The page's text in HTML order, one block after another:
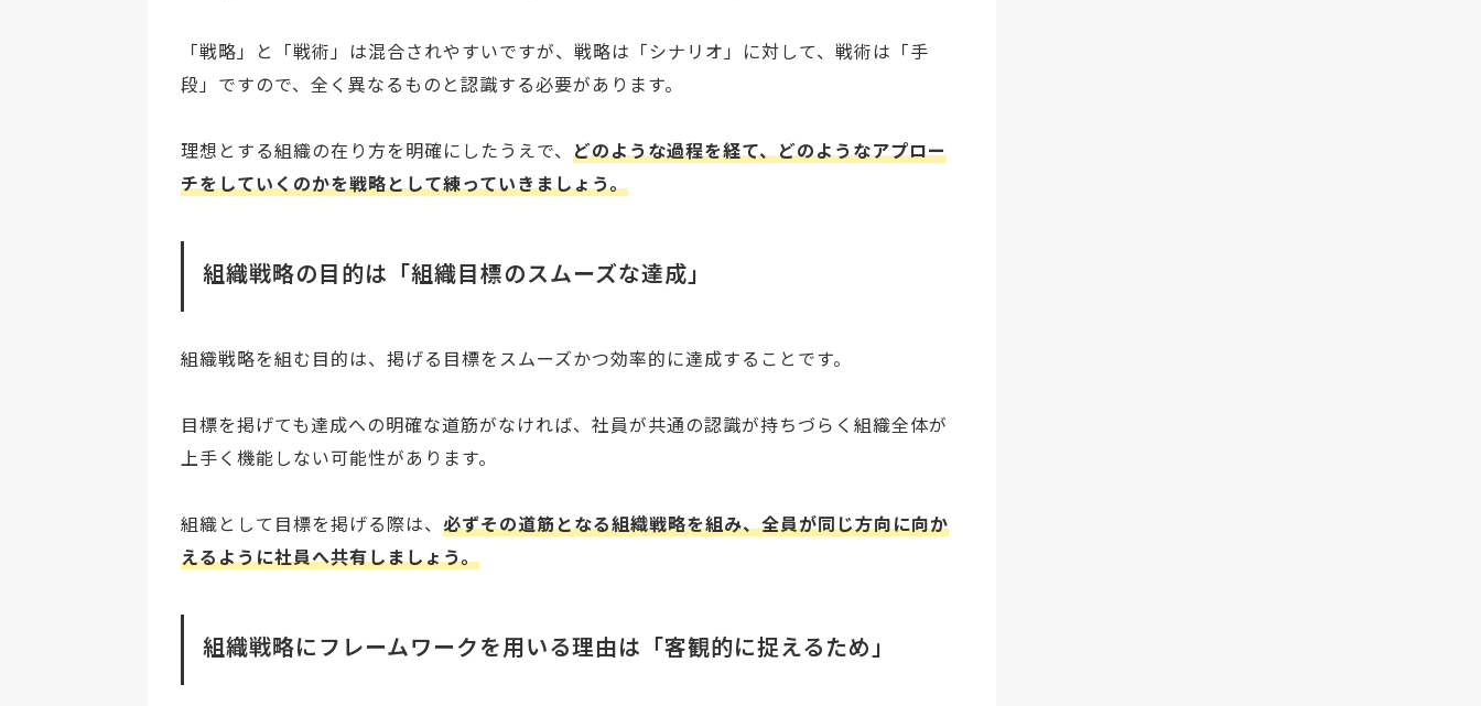
「戦略」と「戦術」は混合されやすいですが、戦略は「シナリオ」に対して、戦術は「手
段」ですので、全く異なるものと認識する必要があります。
理想とする組織の在り方を明確にしたうえで、 どのような過程を経て、どのようなアプロー
チをしていくのかを戦略として練っていきましょう。
組織戦略の目的は「組織目標のスムーズな達成」
組織戦略を組む目的は、掲げる目標をスムーズかつ効率的に達成することです。
目標を掲げても達成への明確な道筋がなければ、社員が共通の認識が持ちづらく組織全体が
上手く機能しない可能性があります。
組織として目標を掲げる際は、 必ずその道筋となる組織戦略を組み、全員が同じ方向に向か
えるように社員へ共有しましょう。
組織戦略にフレームワークを用いる理由は「客観的に捉えるため」